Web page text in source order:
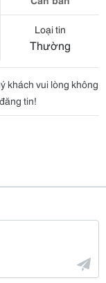
Loại tin
Thường
khách vui lòng không
tin!